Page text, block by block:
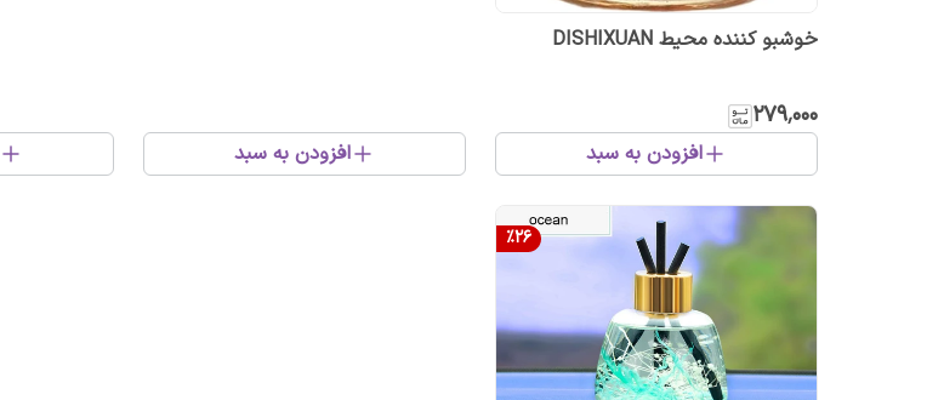
خوشبو کننده محیط DISHIXUAN
۲۷۹٬۰۰۰
افزودن به سبد افزودن به سبد
%26